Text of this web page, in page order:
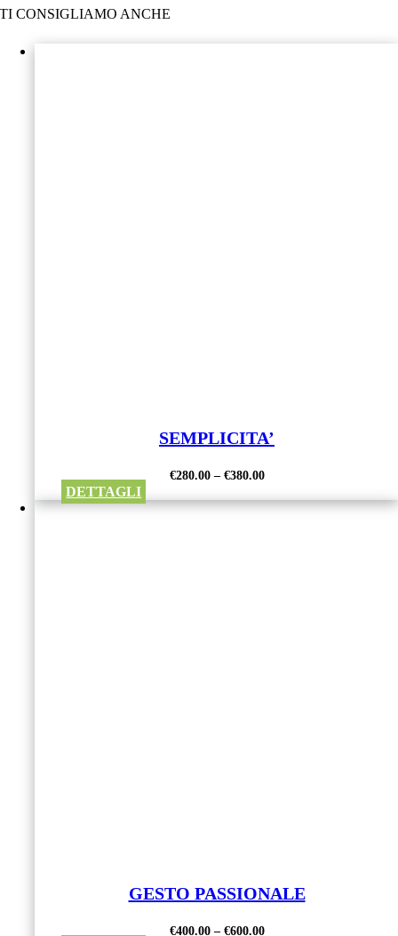
TI CONSIGLIAMO ANCHE
SEMPLICITA’
€280.00– €380.00
DETTAGLI
GESTO PASSIONALE
€400.00– €600.00